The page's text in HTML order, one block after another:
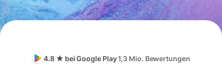
4.8 ★ bei Google Play1,3 Mio. Bewertungen